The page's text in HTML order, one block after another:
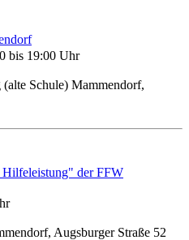
bis 19:00 Uhr
Schule) Mammendorf,
Hilfeleistung" der FFW
Augsburger Straße 52